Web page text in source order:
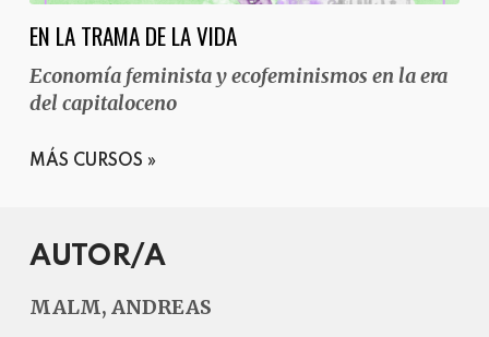
EN LA TRAMA DE LA VIDA
Economía feminista y ecofeminismos en la era
del capitaloceno
MÁS CURSOS
AUTOR/A
MALM, ANDREAS